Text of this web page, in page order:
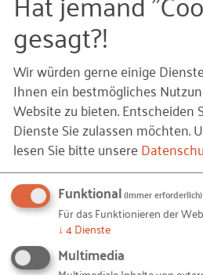
Passwort vergessen?
JETZT
oder
gesagt?!
Wir würden gerne einige
Ihnen ein bestmögliches
Website zu bieten. Entscheiden
Dienste Sie zulassen möchten.
lesen Sie bitte unsere
Funktional(immer erforderlich)
Für das Funktionieren der
↓ 4Dienste
Multimedia